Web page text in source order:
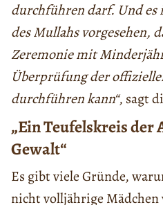
durchführen darf. Und
des Mullahs vorgesehen,
Zeremonie mit
Überprüfung der
durchführen kann“, sagt
„Ein Teufelskreis
Gewalt“
Es gibt viele Gründe,
nicht volljährige